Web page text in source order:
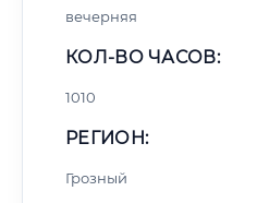
вечерняя
КОЛ-ВО ЧАСОВ:
1010
РЕГИОН:
Грозный